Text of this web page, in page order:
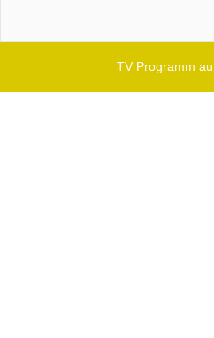
TV Programm